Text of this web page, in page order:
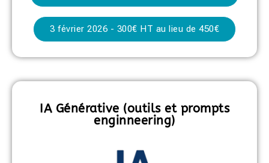
3 février 2026 - 300€ HT au lieu de 450€
IA Générative (outils et prompts
enginneering)